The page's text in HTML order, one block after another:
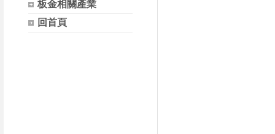
板金相關產業
回首頁